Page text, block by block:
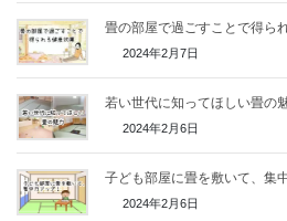
畳の部屋で過ごすことで得ら
2024年2月7日
若い世代に知ってほしい畳の
2024年2月6日
子ども部屋に畳を敷いて、集
2024年2月6日